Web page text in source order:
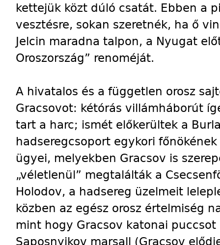
kettejük közt dúló csatát. Ebben a
vesztésre, sokan szeretnék, ha ő
Jelcin maradna talpon, a Nyugat
Oroszország” renoméját.
A hivatalos és a független orosz
Gracsovot: kétórás villámháborút
tart a harc; ismét előkerültek a
hadseregcsoport egykori
ügyei, melyekben Gracsov is
„véletlenül” megtalálták a
Holodov, a hadsereg üzelmeit
közben az egész orosz értelmiség
mint hogy Gracsov katonai puccsot
Saposnyikov marsall (Gracsov